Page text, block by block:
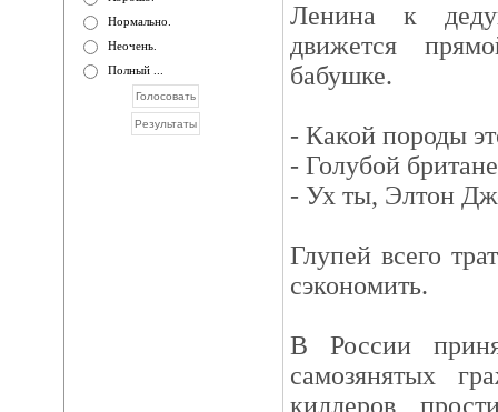
Нормально.
Неочень.
Полный ...
Ленина к
движется
бабушке.
- Какой породы
- Голубой
- Ух ты, Элтон
Глупей всего
сэкономить.
В России
самозянятых
киллеров,